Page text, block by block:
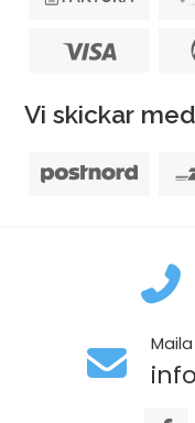
Vi skickar med